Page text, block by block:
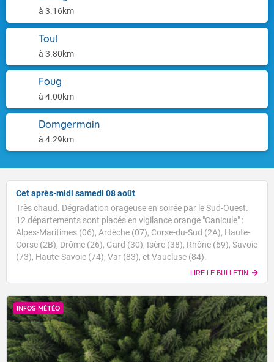
à 3.16km
Toul
à 3.80km
Foug
à 4.00km
Domgermain
à 4.29km
Cet après-midi samedi 08 août
Très chaud. Dégradation orageuse en soirée par le Sud-Ouest.
12 départements sont placés en vigilance orange "Canicule" :
Alpes-Maritimes (06), Ardèche (07), Corse-du-Sud (2A), Haute-
Corse (2B), Drôme (26), Gard (30), Isère (38), Rhône (69), Savoie
(73), Haute-Savoie (74), Var (83), et Vaucluse (84).
LIRE LE BULLETIN
INFOS MÉTÉO